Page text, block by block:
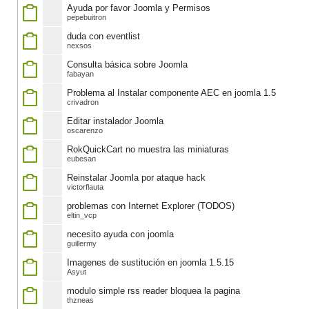
Ayuda por favor Joomla y Permisos
pepebuitron
duda con eventlist
nexsos
Consulta básica sobre Joomla
fabayan
Problema al Instalar componente AEC en joomla 1.5
crivadron
Editar instalador Joomla
oscarenzo
RokQuickCart no muestra las miniaturas
eubesan
Reinstalar Joomla por ataque hack
victorflauta
problemas con Internet Explorer (TODOS)
eltin_vcp
necesito ayuda con joomla
guillermy
Imagenes de sustitución en joomla 1.5.15
Asyut
modulo simple rss reader bloquea la pagina
thzneas